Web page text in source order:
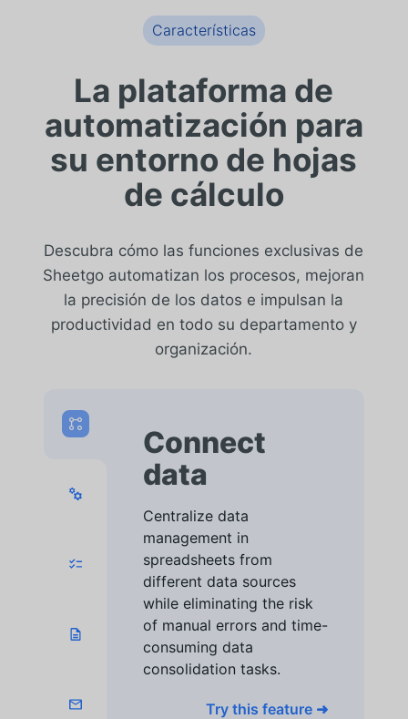
Características
La plataforma de
automatización para
su entorno de hojas
de cálculo
Descubra cómo las funciones exclusivas de
Sheetgo automatizan los procesos, mejoran
la precisión de los datos e impulsan la
productividad en todo su departamento y
organización.
Connect
data
Centralize data
management in
spreadsheets from
different data sources
while eliminating the risk
of manual errors and time-
consuming data
consolidation tasks.
Try this feature ➜